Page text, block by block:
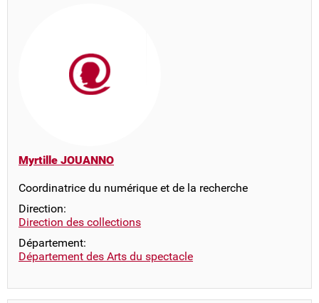
Myrtille JOUANNO
Coordinatrice du numérique et de la recherche
Direction:
Direction des collections
Département:
Département des Arts du spectacle